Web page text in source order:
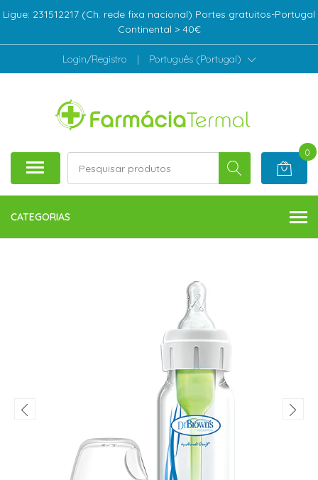
Ligue: 231512217 (Ch. rede fixa nacional) Portes gratuitos-Portugal
Continental > 40€
Login/Registro | Português (Portugal)
0
CATEGORIAS